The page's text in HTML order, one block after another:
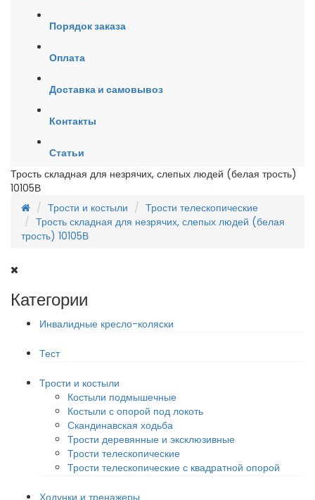
Порядок заказа
Оплата
Доставка и самовывоз
Контакты
Статьи
Трость складная для незрячих, слепых людей (белая трость)
10105В
Трости и костыли
Трости телескопические
Трость складная для незрячих, слепых людей (белая
трость) 10105В
Категории
Инвалидные кресло-коляски
Тест
Трости и костыли
Костыли подмышечные
Костыли с опорой под локоть
Скандинавская ходьба
Трости деревянные и эксклюзивные
Трости телескопические
Трости телескопические с квадратной опорой
Ходунки и тренажеры